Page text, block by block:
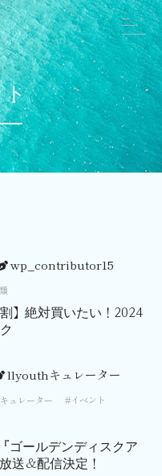
ト
wp_contributor15
割】絶対買いたい！2024
llyouthキュレーター
ュレーター
イベント
ゴールデンディスクア
送＆配信決定！